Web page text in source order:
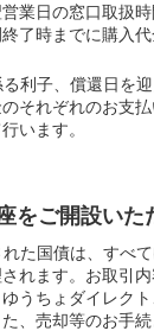
業日の窓口取扱
了時までに購入
利子、償還日を
それぞれのお支
います。
をご開設いた
た国債は、すべ
れます。お取引
うちょダイレク
、売却等のお手